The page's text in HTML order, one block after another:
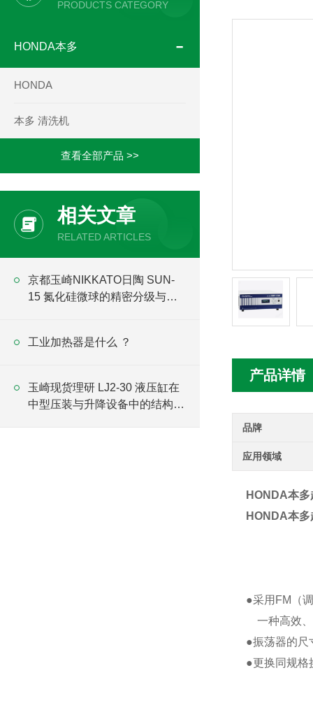
产品详情
品牌
应用领域
HONDA本
HONDA本
●采用FM（
一种高效、
●振荡器的尺
●更换同规格
PRODUCTS CATEGORY
HONDA本多
HONDA
本多 清洗机
查看全部产品 >>
相关文章
RELATED ARTICLES
京都玉崎NIKKATO日陶 SUN-
15 氮化硅微球的精密分级与表
工业加热器是什么 ？
玉崎现货理研 LJ2-30 液压缸在
中型压装与升降设备中的结构强